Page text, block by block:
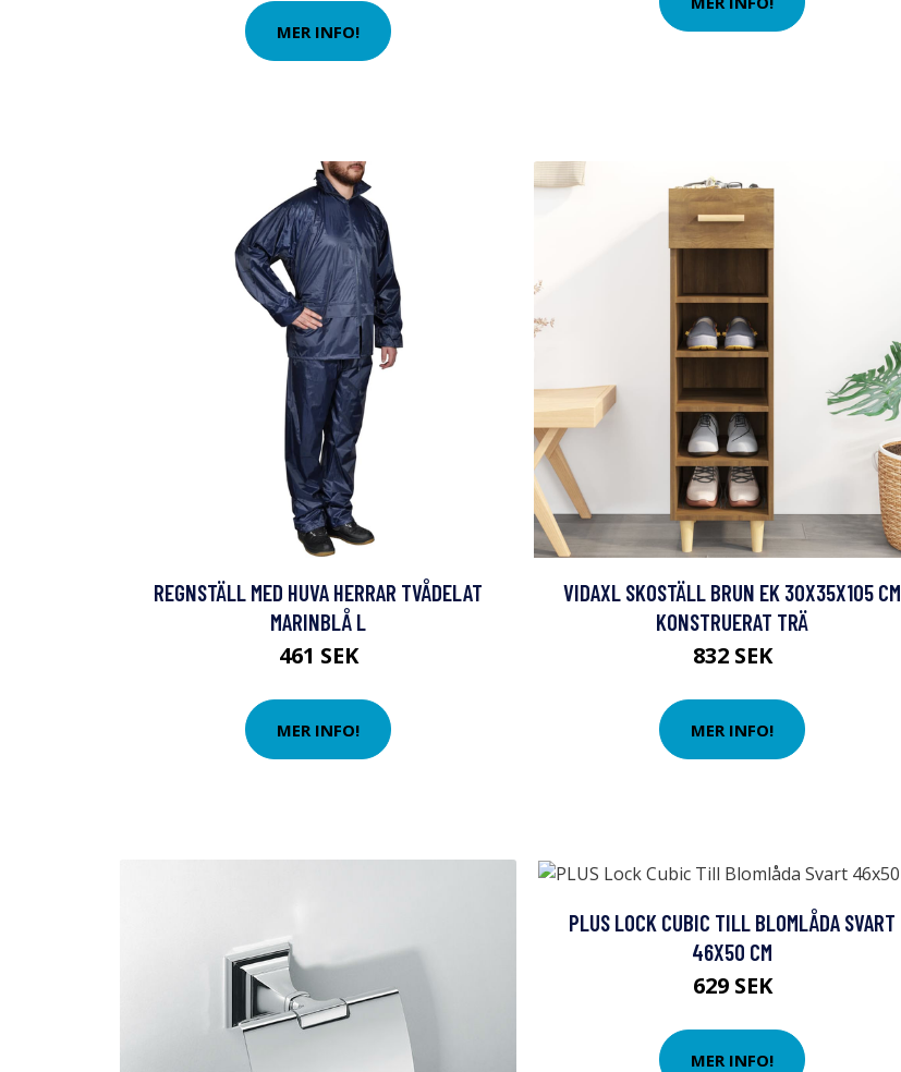
MER INFO!
REGNSTÄLL MED HUVA HERRAR TVÅDELAT
MARINBLÅ L
461 SEK
MER INFO!
VIDAXL SKOSTÄLL BRUN EK 30X35X105 CM
KONSTRUERAT TRÄ
832 SEK
MER INFO!
PLUS LOCK CUBIC TILL BLOMLÅDA SVART
46X50 CM
629 SEK
MER INFO!